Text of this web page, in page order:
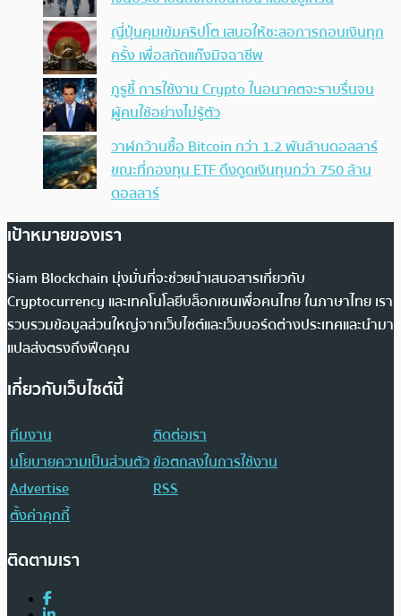
ญี่ปุ่นคุมเข้มคริปโต เสนอให้ชะลอการถอนเงินทุก
ครั้ง เพื่อสกัดแก๊งมิจฉาชีพ
กูรูชี้ การใช้งาน Crypto ในอนาคตจะราบรื่นจน
ผู้คนใช้อย่างไม่รู้ตัว
วาฬกว้านซื้อ Bitcoin กว่า 1.2 พันล้านดอลลาร์
ขณะที่กองทุน ETF ดึงดูดเงินทุนกว่า 750 ล้าน
ดอลลาร์
เป้าหมายของเรา
Siam Blockchain มุ่งมั่นที่จะช่วยนำเสนอสารเกี่ยวกับ
Cryptocurrency และเทคโนโลยีบล็อกเชนเพื่อคนไทย ในภาษาไทย เรา
รวบรวมข้อมูลส่วนใหญ่จากเว็บไซต์และเว็บบอร์ดต่างประเทศและนำมา
แปลส่งตรงถึงฟีดคุณ
เกี่ยวกับเว็บไซต์นี้
ทีมงาน
ติดต่อเรา
นโยบายความเป็นส่วนตัวข้อตกลงในการใช้งาน
Advertise
RSS
ตั้งค่าคุกกี้
ติดตามเรา